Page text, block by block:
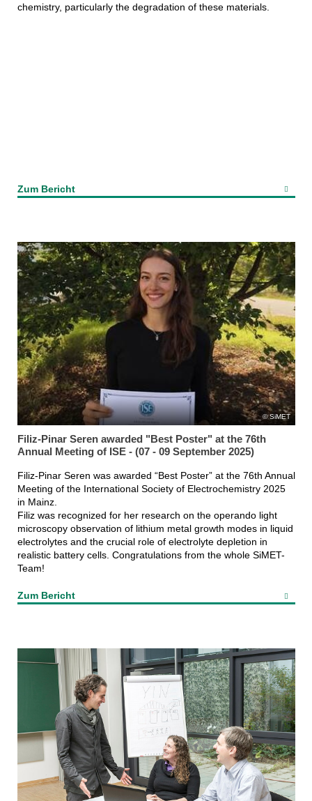
chemistry, particularly the degradation of these materials.
Zum Bericht
SiMET
Filiz-Pinar Seren awarded "Best Poster" at the 76th
Annual Meeting of ISE - (07 - 09 September 2025)
Filiz-Pinar Seren was awarded “Best Poster” at the 76th Annual
Meeting of the International Society of Electrochemistry 2025
in Mainz.
Filiz was recognized for her research on the operando light
microscopy observation of lithium metal growth modes in liquid
electrolytes and the crucial role of electrolyte depletion in
realistic battery cells. Congratulations from the whole SiMET-
Team!
Zum Bericht